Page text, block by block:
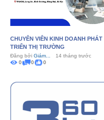
CHUYÊN VIÊN KINH DOANH PHÁT
TRIỂN THỊ TRƯỜNG
Đăng bởi Giám... 14 tháng trước
0 0 0